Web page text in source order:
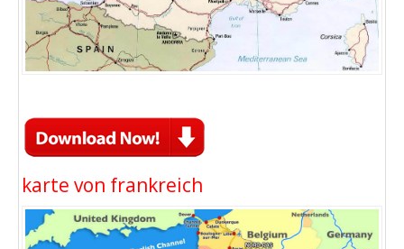
karte von frankreich